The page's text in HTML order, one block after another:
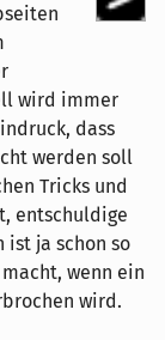
wird immer
dass
werden soll
Tricks und
entschuldige
ist ja schon so
wenn ein
wird.